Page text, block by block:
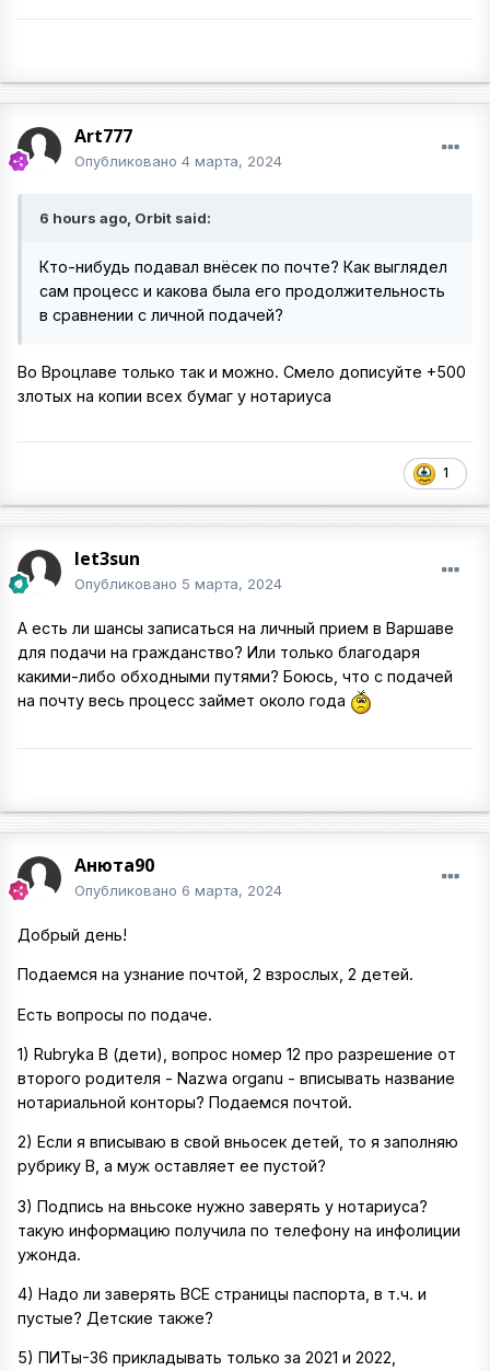
Art777
Опубликовано 4 марта, 2024
6 hours ago, Orbit said:
Кто-нибудь подавал внёсек по почте? Как выглядел
сам процесс и какова была его продолжительность
в сравнении с личной подачей?
Во Вроцлаве только так и можно. Смело дописуйте +500
злотых на копии всех бумаг у нотариуса
1
let3sun
Опубликовано 5 марта, 2024
А есть ли шансы записаться на личный прием в Варшаве
для подачи на гражданство? Или только благодаря
какими-либо обходными путями? Боюсь, что с подачей
на почту весь процесс займет около года
Анюта90
Опубликовано 6 марта, 2024
Добрый день!
Подаемся на узнание почтой, 2 взрослых, 2 детей.
Есть вопросы по подаче.
1) Rubryka В (дети), вопрос номер 12 про разрешение от
второго родителя - Nazwa organu - вписывать название
нотариальной конторы? Подаемся почтой.
2) Если я вписываю в свой вньосек детей, то я заполняю
рубрику В, а муж оставляет ее пустой?
3) Подпись на вньсоке нужно заверять у нотариуса?
такую информацию получила по телефону на инфолиции
ужонда.
4) Надо ли заверять ВСЕ страницы паспорта, в т.ч. и
пустые? Детские также?
5) ПИТы-36 прикладывать только за 2021 и 2022,